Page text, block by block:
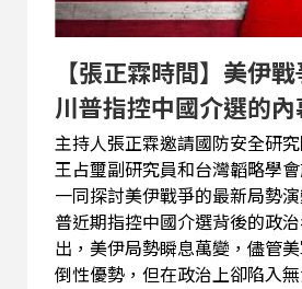
為，這波針對獨立書店的打擊，
度解讀，而是有計畫地複製中
的「709大抓捕」模式。中共
的公民社會視為潛在威脅，正
官僚，快速抹除香港的自治色...
【張正霖時間】美伊
川普指控中國介選的內
主持人張正霖邀請國防安全研
王占璽副研究員和台灣韜略學
一同探討美伊戰爭的最新局勢
普近期指控中國介選背後的政治考量。
出，美伊局勢瞬息萬變，儘管
倒性優勢，但在政治上卻陷入